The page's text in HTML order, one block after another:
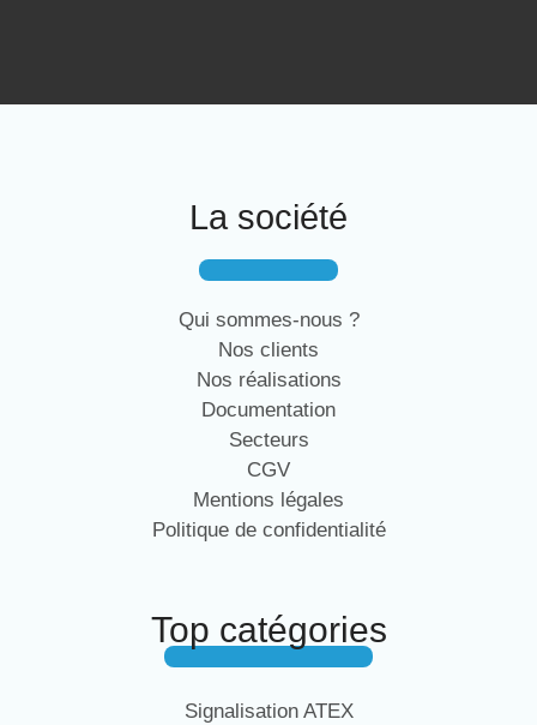
La société
Qui sommes-nous ?
Nos clients
Nos réalisations
Documentation
Secteurs
CGV
Mentions légales
Politique de confidentialité
Top catégories
Signalisation ATEX